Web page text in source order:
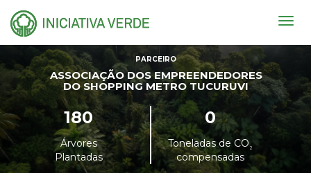
PARCEIRO
ASSOCIAÇÃO DOS EMPREENDEDORES
DO SHOPPING METRO TUCURUVI
180
Árvores
Plantadas
0
Toneladas de CO²
compensadas